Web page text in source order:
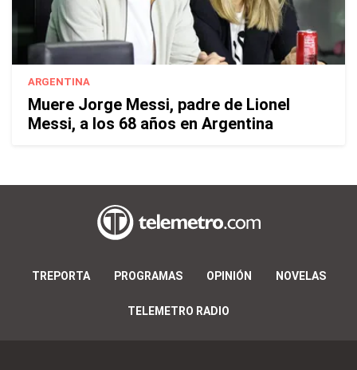
ARGENTINA
Muere Jorge Messi, padre de Lionel
Messi, a los 68 años en Argentina
TREPORTA PROGRAMAS OPINIÓN NOVELAS
TELEMETRO RADIO